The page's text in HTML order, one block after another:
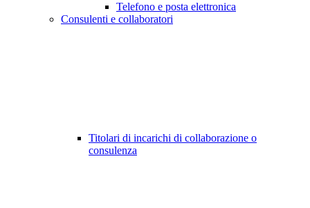
Telefono e posta elettronica
Consulenti e collaboratori
Titolari di incarichi di collaborazione o
consulenza